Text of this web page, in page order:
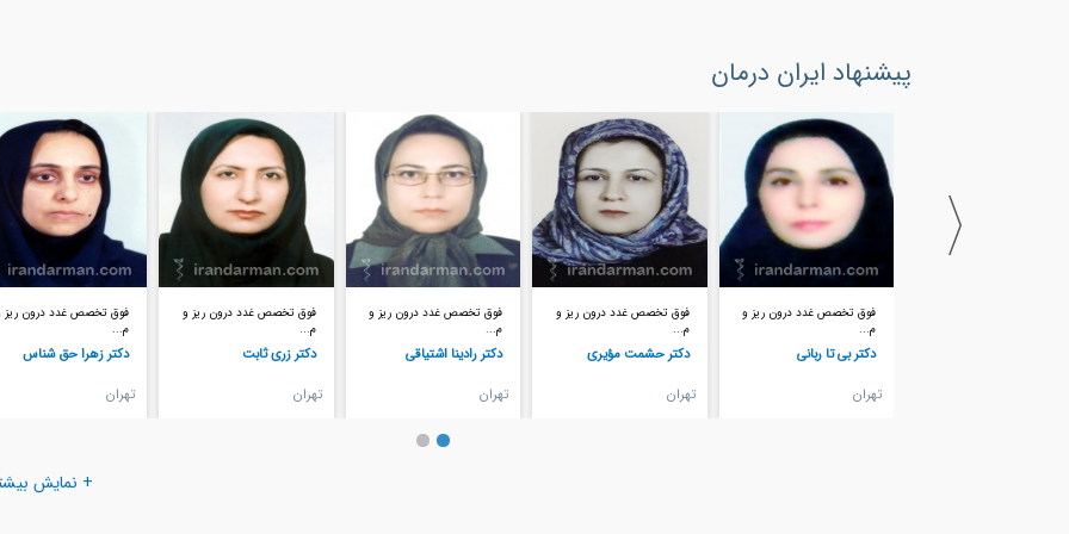
پیشنهاد ایران درمان
فوق تخصص غدد درون ریز و
م...
دکتر حشمت مؤیری
تهران
فوق تخصص غدد درون ریز و
م...
دکتر رادینا اشتیاقی
تهران
فوق تخصص غدد درون ریز و
م...
دکتر زری ثابت
تهران
فوق تخصص غدد درون ریز و
م...
دکتر زهرا حق شناس
تهران
فوق تخصص بیماری‌های
و...
دکتر محمدرضا وحیدی فر
يزد
+ نمایش